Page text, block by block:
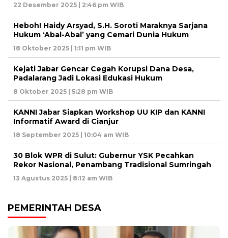
22 Desember 2025 | 2:46 pm WIB
Heboh! Haidy Arsyad, S.H. Soroti Maraknya Sarjana
Hukum ‘Abal-Abal’ yang Cemari Dunia Hukum
18 Oktober 2025 | 1:11 pm WIB
Kejati Jabar Gencar Cegah Korupsi Dana Desa,
Padalarang Jadi Lokasi Edukasi Hukum
8 Oktober 2025 | 5:28 pm WIB
KANNI Jabar Siapkan Workshop UU KIP dan KANNI
Informatif Award di Cianjur
18 September 2025 | 10:04 am WIB
30 Blok WPR di Sulut: Gubernur YSK Pecahkan
Rekor Nasional, Penambang Tradisional Sumringah
13 Agustus 2025 | 8:12 am WIB
PEMERINTAH DESA